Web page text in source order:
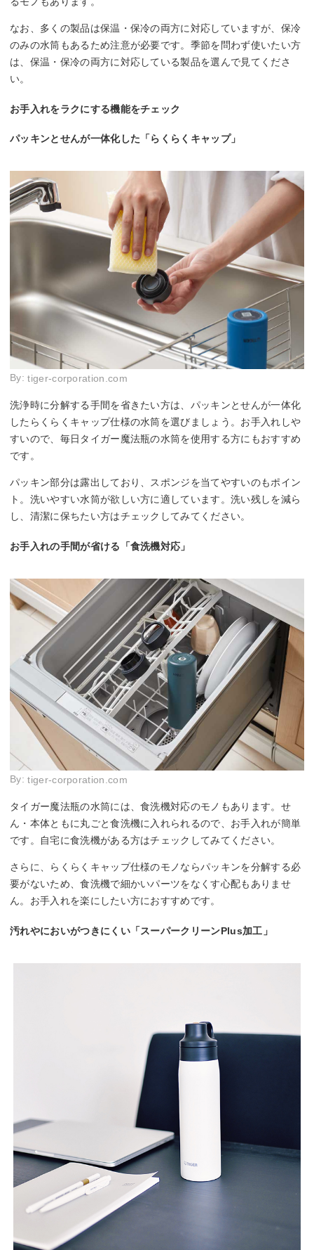
なお、多くの製品は保温・保冷の両方に対応していますが、保冷
のみの水筒もあるため注意が必要です。季節を問わず使いたい方
は、保温・保冷の両方に対応している製品を選んで見てくださ
い。
お手入れをラクにする機能をチェック
パッキンとせんが一体化した「らくらくキャップ」
By:tiger-corporation.com
洗浄時に分解する手間を省きたい方は、パッキンとせんが一体化
したらくらくキャップ仕様の水筒を選びましょう。お手入れしや
すいので、毎日タイガー魔法瓶の水筒を使用する方にもおすすめ
です。
パッキン部分は露出しており、スポンジを当てやすいのもポイン
ト。洗いやすい水筒が欲しい方に適しています。洗い残しを減ら
し、清潔に保ちたい方はチェックしてみてください。
お手入れの手間が省ける「食洗機対応」
By:tiger-corporation.com
タイガー魔法瓶の水筒には、食洗機対応のモノもあります。せ
ん・本体ともに丸ごと食洗機に入れられるので、お手入れが簡単
です。自宅に食洗機がある方はチェックしてみてください。
さらに、らくらくキャップ仕様のモノならパッキンを分解する必
要がないため、食洗機で細かいパーツをなくす心配もありませ
ん。お手入れを楽にしたい方におすすめです。
汚れやにおいがつきにくい「スーパークリーンPlus加工」